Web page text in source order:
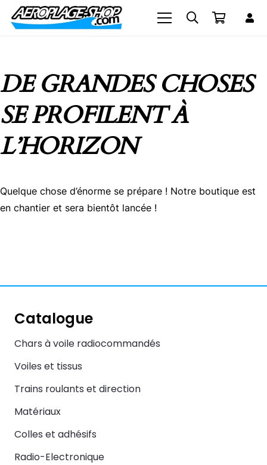
DE GRANDES CHOSES
SE PROFILENT À
L’HORIZON
Quelque chose d’énorme se prépare ! Notre boutique est
en chantier et sera bientôt lancée !
Catalogue
Chars à voile radiocommandés
Voiles et tissus
Trains roulants et direction
Matériaux
Colles et adhésifs
Radio-Electronique